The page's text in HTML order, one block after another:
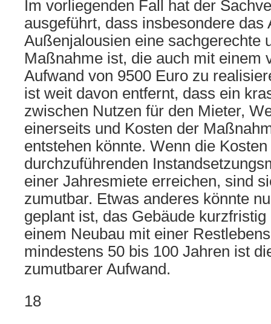
Im vorliegenden Fall hat der
ausgeführt, dass insbesondere das
Außenjalousien eine sachgerechte
Maßnahme ist, die auch mit einem
Aufwand von 9500 Euro zu
ist weit davon entfernt, dass ein
zwischen Nutzen für den Mieter,
einerseits und Kosten der
entstehen könnte. Wenn die
durchzuführenden
einer Jahresmiete erreichen, sind
zumutbar. Etwas anderes könnte
geplant ist, das Gebäude
einem Neubau mit einer
mindestens 50 bis 100 Jahren ist
zumutbarer Aufwand.
18